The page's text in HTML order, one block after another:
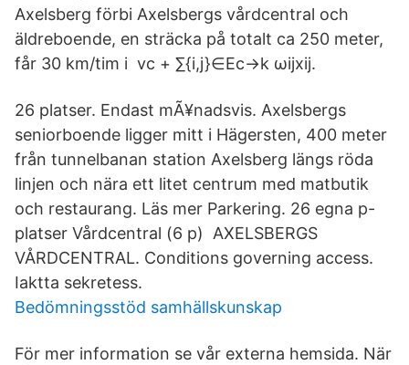
Axelsberg förbi Axelsbergs vårdcentral och
äldreboende, en sträcka på totalt ca 250 meter,
får 30 km/tim i vc + ∑{i,j}∈Ec→k ωijxij.
26 platser. Endast mÃ¥nadsvis. Axelsbergs
seniorboende ligger mitt i Hägersten, 400 meter
från tunnelbanan station Axelsberg längs röda
linjen och nära ett litet centrum med matbutik
och restaurang. Läs mer Parkering. 26 egna p-
platser Vårdcentral (6 p) AXELSBERGS
VÅRDCENTRAL. Conditions governing access.
Iaktta sekretess.
Bedömningsstöd samhällskunskap
För mer information se vår externa hemsida. När